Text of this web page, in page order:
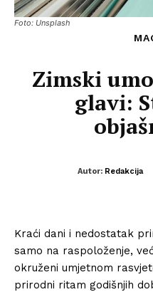
Foto: Unsplash
Zimski
glavi:
Autor: Redakcija
Kraći dani i nedostatak
samo na raspoloženje,
okruženi umjetnom
prirodni ritam godišnjih